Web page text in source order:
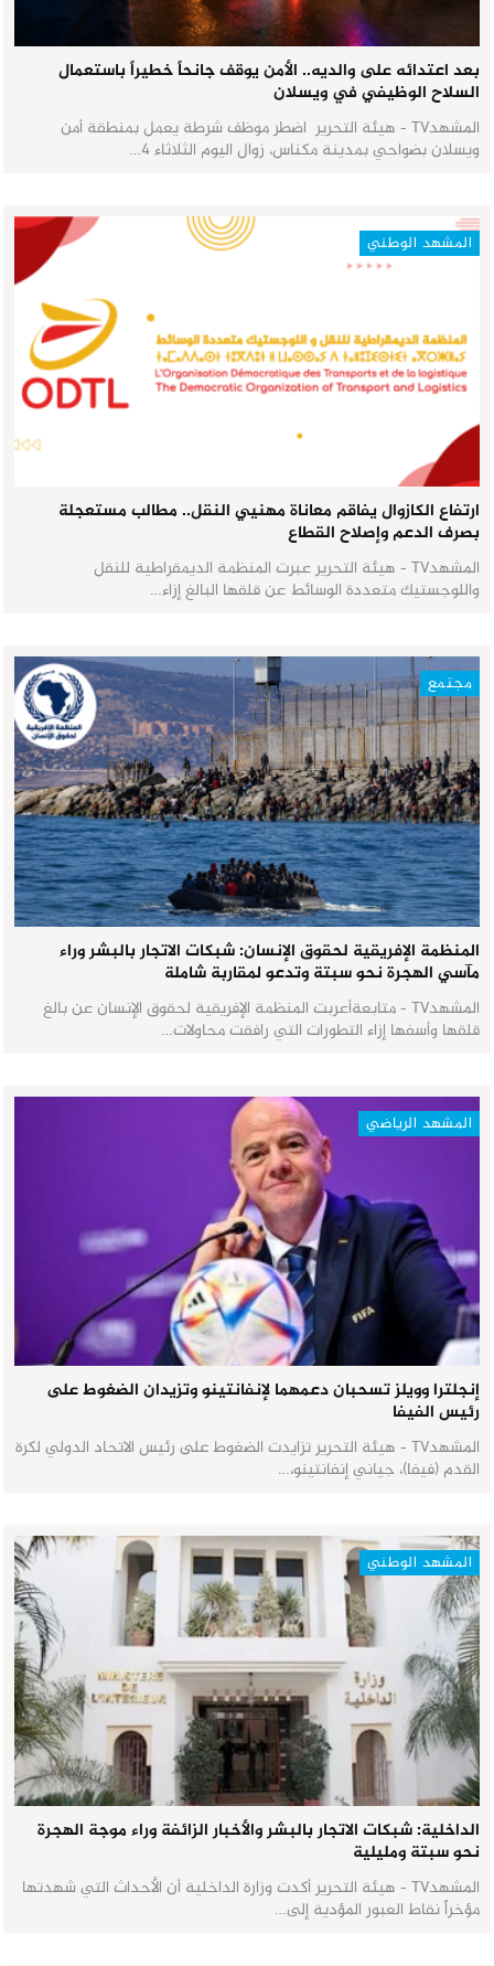
بعد اعتدائه على والديه.. الأمن يوقف جانحاً خطيراً باستعمال
السلاح الوظيفي في ويسلان
المشهدTV - هيئة التحرير اضطر موظف شرطة يعمل بمنطقة أمن
ويسلان بضواحي بمدينة مكناس، زوال اليوم الثلاثاء 4…
المشهد الوطني
ارتفاع الكازوال يفاقم معاناة مهنيي النقل.. مطالب مستعجلة
بصرف الدعم وإصلاح القطاع
المشهدTV - هيئة التحرير عبرت المنظمة الديمقراطية للنقل
واللوجستيك متعددة الوسائط عن قلقها البالغ إزاء…
مجتمع
المنظمة الإفريقية لحقوق الإنسان: شبكات الاتجار بالبشر وراء
مآسي الهجرة نحو سبتة وتدعو لمقاربة شاملة
المشهدTV - متابعةأعربت المنظمة الإفريقية لحقوق الإنسان عن بالغ
قلقها وأسفها إزاء التطورات التي رافقت محاولات…
المشهد الرياضي
إنجلترا وويلز تسحبان دعمهما لإنفانتينو وتزيدان الضغوط على
رئيس الفيفا
المشهدTV - هيئة التحرير تزايدت الضغوط على رئيس الاتحاد الدولي لكرة
القدم (فيفا)، جياني إنفانتينو،…
المشهد الوطني
الداخلية: شبكات الاتجار بالبشر والأخبار الزائفة وراء موجة الهجرة
نحو سبتة ومليلية
المشهدTV - هيئة التحرير أكدت وزارة الداخلية أن الأحداث التي شهدتها
مؤخراً نقاط العبور المؤدية إلى…